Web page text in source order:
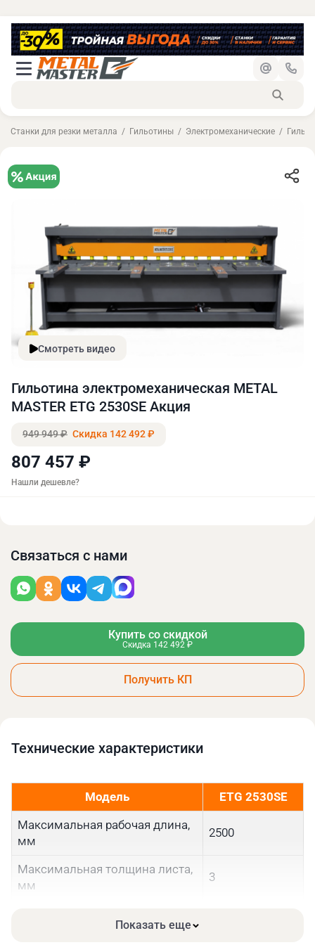
Станки для резки металла Гильотины Электромеханические
Смотреть видео
Гильотина электромеханическая METAL
MASTER ETG 2530SE Акция
949 949 ₽ Скидка 142 492 ₽
807 457 ₽
Нашли дешевле?
Связаться с нами
Купить со скидкой
Скидка 142 492 ₽
Получить КП
Технические xарактеристики
Модель
ETG 2530SE
Максимальная рабочая длина,
мм
2500
Максимальная толщина листа,
мм
3
Показать еще